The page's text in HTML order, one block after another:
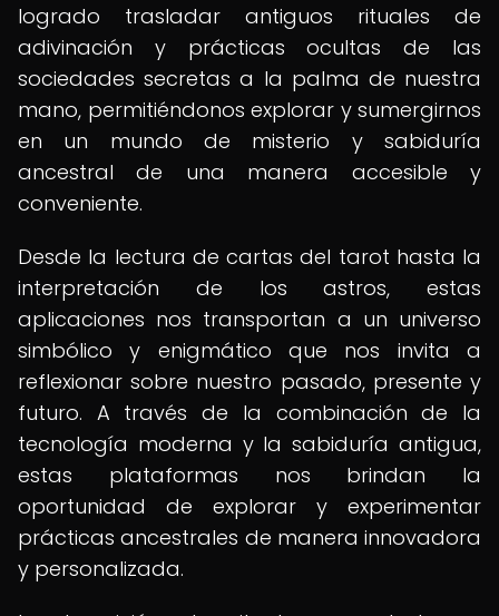
logrado trasladar antiguos rituales de
adivinación y prácticas ocultas de las
sociedades secretas a la palma de nuestra
mano, permitiéndonos explorar y sumergirnos
en un mundo de misterio y sabiduría
ancestral de una manera accesible y
conveniente.
Desde la lectura de cartas del tarot hasta la
interpretación de los astros, estas
aplicaciones nos transportan a un universo
simbólico y enigmático que nos invita a
reflexionar sobre nuestro pasado, presente y
futuro. A través de la combinación de la
tecnología moderna y la sabiduría antigua,
estas plataformas nos brindan la
oportunidad de explorar y experimentar
prácticas ancestrales de manera innovadora
y personalizada.